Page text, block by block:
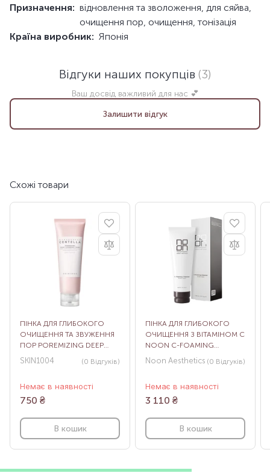
Призначення: відновлення та зволоження, для сяйва,
очищення пор, очищення, тонізація
Країна виробник: Японія
Відгуки наших покупців (3)
Ваш досвід важливий для нас 💕
Залишити відгук
Схожі товари
ПІНКА ДЛЯ ГЛИБОКОГО
ОЧИЩЕННЯ ТА ЗВУЖЕННЯ
ПОР POREMIZING DEEP
CLEANSING FOAM, 125 МЛ
SKIN1004 (0 Відгуків)
Немає в наявності
750 ₴
В кошик
ПІНКА ДЛЯ ГЛИБОКОГО
ОЧИЩЕННЯ З ВІТАМІНОМ С
NOON C-FOAMING
CLEANSER, 120 МЛ
Noon Aesthetics (0 Відгуків)
Немає в наявності
3 110 ₴
В кошик